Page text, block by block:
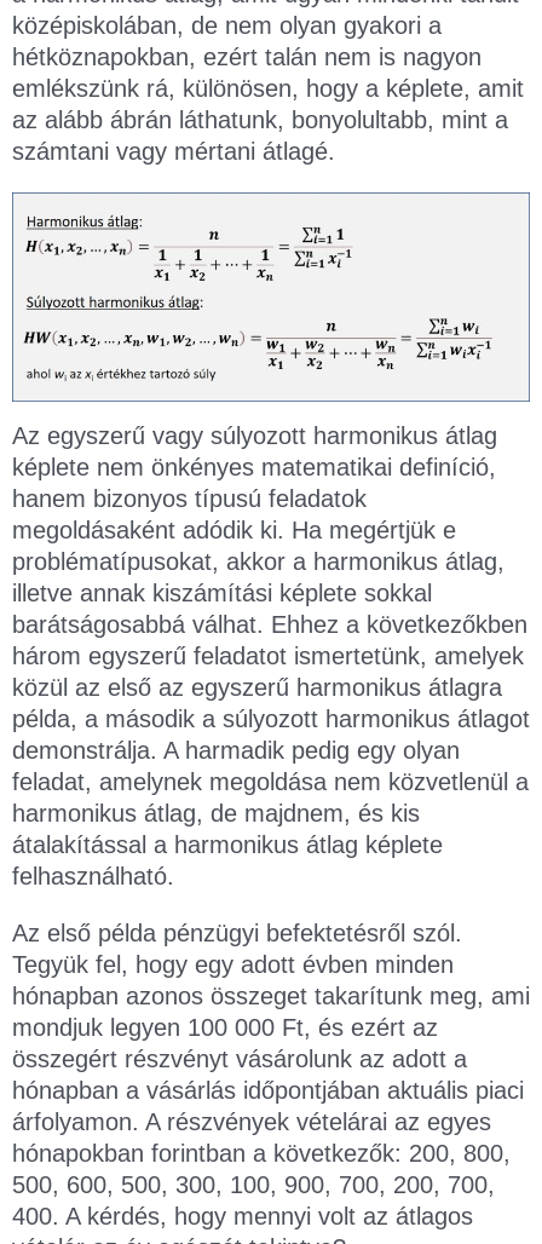
középiskolában, de nem olyan gyakori a
hétköznapokban, ezért talán nem is nagyon
emlékszünk rá, különösen, hogy a képlete, amit
az alább ábrán láthatunk, bonyolultabb, mint a
számtani vagy mértani átlagé.
Az egyszerű vagy súlyozott harmonikus átlag
képlete nem önkényes matematikai definíció,
hanem bizonyos típusú feladatok
megoldásaként adódik ki. Ha megértjük e
problématípusokat, akkor a harmonikus átlag,
illetve annak kiszámítási képlete sokkal
barátságosabbá válhat. Ehhez a következőkben
három egyszerű feladatot ismertetünk, amelyek
közül az első az egyszerű harmonikus átlagra
példa, a második a súlyozott harmonikus átlagot
demonstrálja. A harmadik pedig egy olyan
feladat, amelynek megoldása nem közvetlenül a
harmonikus átlag, de majdnem, és kis
átalakítással a harmonikus átlag képlete
felhasználható.
Az első példa pénzügyi befektetésről szól.
Tegyük fel, hogy egy adott évben minden
hónapban azonos összeget takarítunk meg, ami
mondjuk legyen 100 000 Ft, és ezért az
összegért részvényt vásárolunk az adott a
hónapban a vásárlás időpontjában aktuális piaci
árfolyamon. A részvények vételárai az egyes
hónapokban forintban a következők: 200, 800,
500, 600, 500, 300, 100, 900, 700, 200, 700,
400. A kérdés, hogy mennyi volt az átlagos